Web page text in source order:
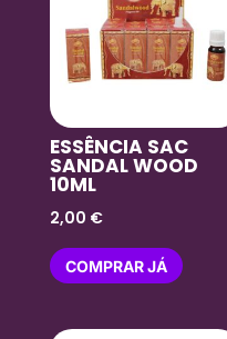
ESSÊNCIA SAC
SANDAL WOOD
10ML
2,00 €
COMPRAR JÁ